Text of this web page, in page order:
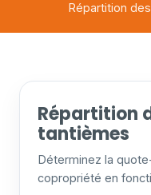
Répartition
Répartition
tantièmes
Déterminez la
copropriété en